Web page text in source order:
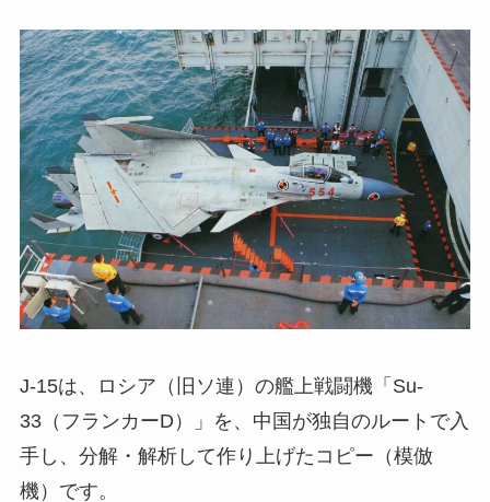
J-15は、ロシア（旧ソ連）の艦上戦闘機「Su-
33（フランカーD）」を、中国が独自のルートで入
手し、分解・解析して作り上げたコピー（模倣
機）です。